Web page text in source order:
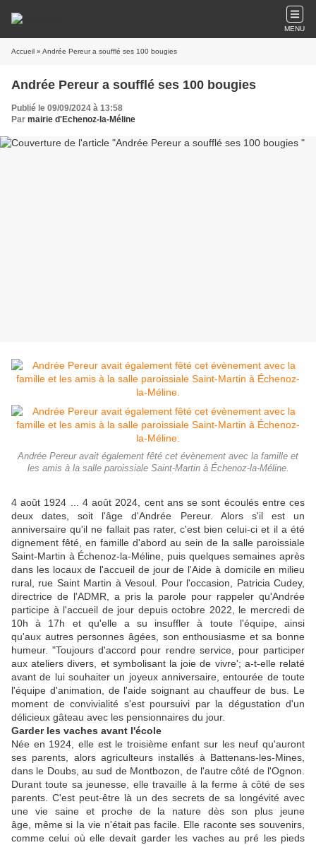
MENU
Accueil » Andrée Pereur a soufflé ses 100 bougies
Andrée Pereur a soufflé ses 100 bougies
Publié le 09/09/2024 à 13:58
Par mairie d'Echenoz-la-Méline
Andrée Pereur avait également fêté cet évènement avec la famille et
les amis à la salle paroissiale Saint-Martin à Échenoz-la-Méline.
4 août 1924 ... 4 août 2024, cent ans se sont écoulés entre ces
deux dates, soit l'âge d'Andrée Pereur. Alors s'il est un
anniversaire qu'il ne fallait pas rater, c'est bien celui-ci et il a été
digne­ment fêté, en famille d'abord au sein de la salle paroissiale
Saint-Martin à Éche­noz-la-Méline, puis quelques se­maines après
dans les locaux de l'accueil de jour de l'Aide à do­micile en milieu
rural, rue Saint Martin à Vesoul. Pour l'occasion, Patricia Cudey,
directrice de l'ADMR, a pris la pa­role pour rappeler qu'Andrée
par­ticipe à l'accueil de jour depuis octobre 2022, le mercredi de
10h à 17h et qu'elle a su insuffler à toute l'équipe, ainsi
qu'aux autres personnes âgées, son enthousiasme et sa bonne
humeur. "Toujours d'accord pour rendre service, pour parti­ciper
aux ateliers divers, et sym­bolisant la joie de vivre'; a-t-elle relaté
avant de lui souhaiter un joyeux anniversaire, entourée de toute
l'équipe d'animation, de l'aide soignant au chauffeur de bus. Le
moment de convivialité s'est poursuivi par la dégustation d'un
délicieux gâteau avec les pensionnaires du jour.
Garder les vaches avant l'école
Née en 1924, elle est le troisième enfant sur les neuf qu'auront
ses parents, alors agriculteurs installés à Battenans-les-Mines,
dans le Doubs, au sud de Montbozon, de l'autre côté de l'Ognon.
Du­rant toute sa jeunesse, elle tra­vaille à la ferme à côté de ses
parents. C'est peut-être là un des secrets de sa longévité avec
une vie saine et proche de la nature dès son plus jeune
âge, même si Ia vie n'était pas fa­cile. Elle raconte ses souvenirs,
comme celui où elle devait gar­der les vaches au pré les pieds